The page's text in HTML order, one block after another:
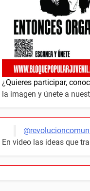
¿Quieres participar,
la imagen y únete a
En video las ideas que